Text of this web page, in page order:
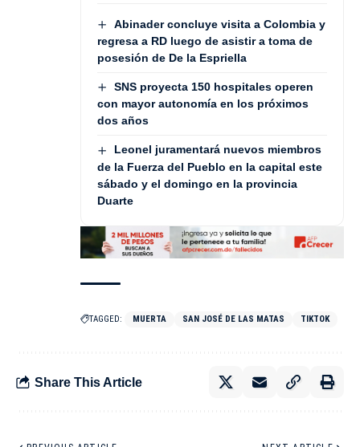
Abinader concluye visita a Colombia y
regresa a RD luego de asistir a toma de
posesión de De la Espriella
SNS proyecta 150 hospitales operen
con mayor autonomía en los próximos
dos años
Leonel juramentará nuevos miembros
de la Fuerza del Pueblo en la capital este
sábado y el domingo en la provincia
Duarte
TAGGED: MUERTA SAN JOSÉ DE LAS MATAS TIKTOK
Share This Article